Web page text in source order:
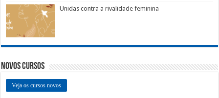
Unidas contra a rivalidade feminina
Novos Cursos
Veja os cursos novos